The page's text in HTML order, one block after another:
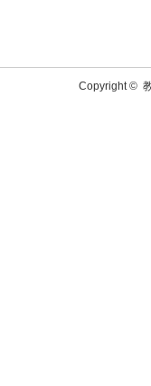
Copyright ©